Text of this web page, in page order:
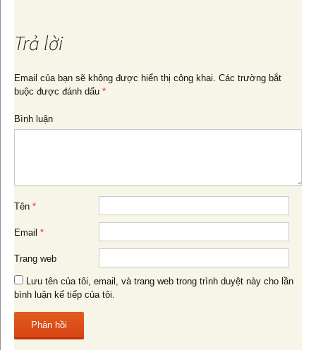
hướng
bài
viết
Trả lời
Email của bạn sẽ không được hiển thị công khai. Các trường bắt
buộc được đánh dấu *
Bình luận
Tên *
Email *
Trang web
Lưu tên của tôi, email, và trang web trong trình duyệt này cho lần
bình luận kế tiếp của tôi.